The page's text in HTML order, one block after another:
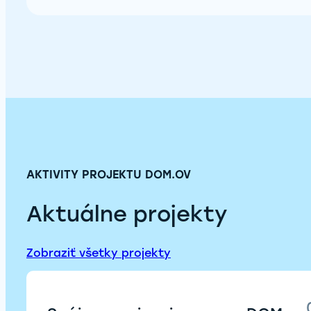
AKTIVITY PROJEKTU DOM.OV
Aktuálne projekty
Zobraziť všetky projekty